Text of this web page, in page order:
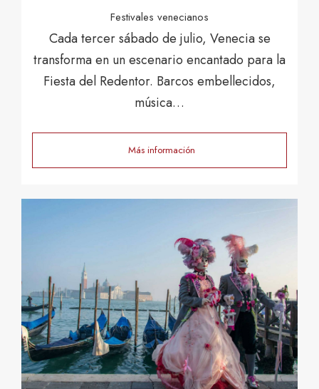
Festivales venecianos
Cada tercer sábado de julio, Venecia se
transforma en un escenario encantado para la
Fiesta del Redentor. Barcos embellecidos,
música…
Más información